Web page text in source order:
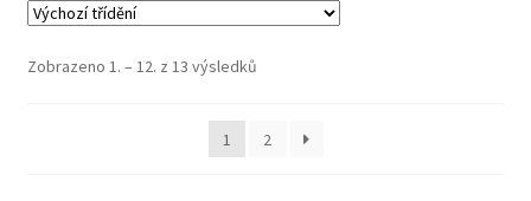
Zobrazeno 1. – 12. z 13 výsledků
1 2